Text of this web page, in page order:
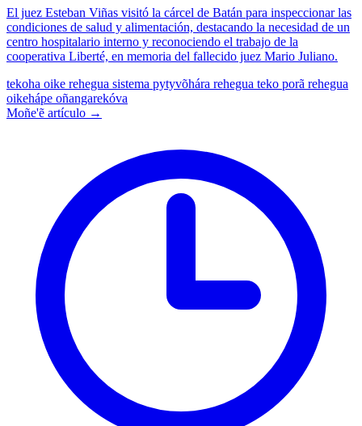
El juez Esteban Viñas visitó la cárcel de Batán para inspeccionar las
condiciones de salud y alimentación, destacando la necesidad de un
centro hospitalario interno y reconociendo el trabajo de la
cooperativa Liberté, en memoria del fallecido juez Mario Juliano.
tekoha oike rehegua sistema pytyvõhára rehegua teko porã rehegua
oikehápe oñangarekóva
Moñe'ẽ artículo →